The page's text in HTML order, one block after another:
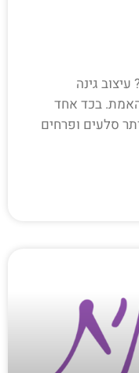
גינה
בכד אחד
סלעים ופרחים